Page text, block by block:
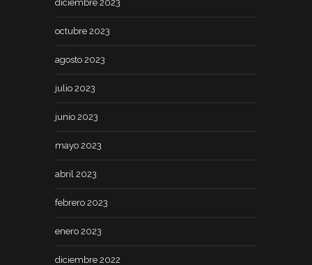
diciembre 2023
octubre 2023
agosto 2023
julio 2023
junio 2023
mayo 2023
abril 2023
febrero 2023
enero 2023
diciembre 2022